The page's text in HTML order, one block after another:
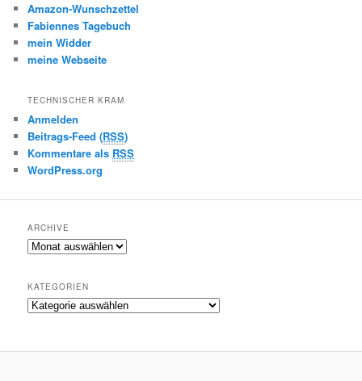
Amazon-Wunschzettel
Fabiennes Tagebuch
mein Widder
meine Webseite
TECHNISCHER KRAM
Anmelden
Beitrags-Feed (RSS)
Kommentare als RSS
WordPress.org
ARCHIVE
A
h
KATEGORIEN
K
e